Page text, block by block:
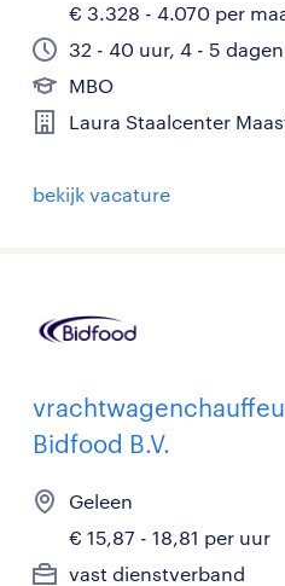
€ 3.328 - 4.070 per
32 - 40 uur, 4 - 5
MBO
Laura Staalcenter
bekijk vacature
Bidfood B.V.
Geleen
€ 15,87 - 18,81 per uur
vast dienstverband